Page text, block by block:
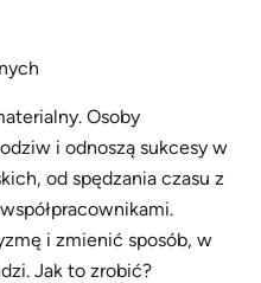
Osoby
i odnoszą sukcesy w
od spędzania czasu z
i zmienić sposób, w
Jak to zrobić?